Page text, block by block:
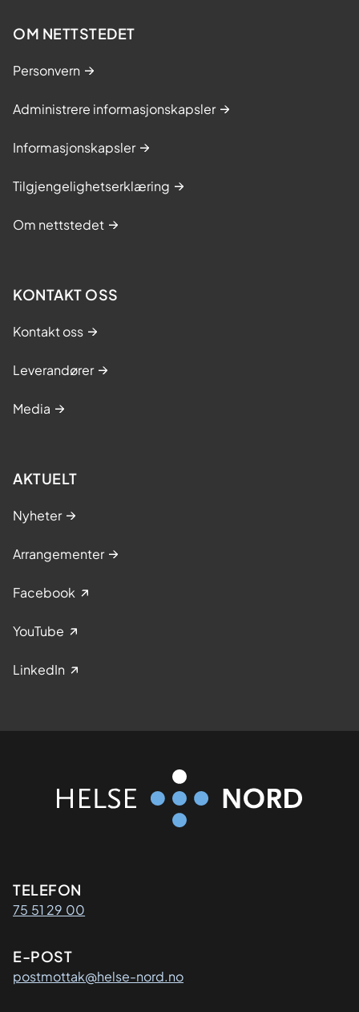
OM NETTSTEDET
Personvern
Administrere informasjonskapsler
Informasjonskapsler
Tilgjengelighetserklæring
Om nettstedet
KONTAKT OSS
Kontakt oss
Leverandører
Media
AKTUELT
Nyheter
Arrangementer
Facebook
YouTube
LinkedIn
Kontaktinformasjon
TELEFON
75 51 29 00
E-POST
postmottak@helse-nord.no